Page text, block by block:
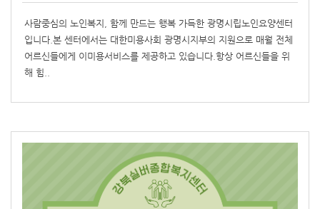
사람중심의 노인복지, 함께 만드는 행복 가득한 광명시립노인요양센터
입니다.본 센터에서는 대한미용사회 광명시지부의 지원으로 매월 전체
어르신들에게 이미용서비스를 제공하고 있습니다.항상 어르신들을 위
해 힘..